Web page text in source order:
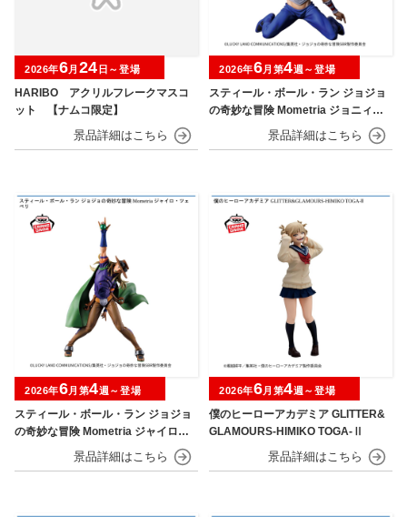
HARIBO アクリルフレークマスコ
ット 【ナムコ限定】
2026年6月 24 日～登場
スティール・ボール・ラン ジョジョ
の奇妙な冒険 Mometria ジョニィ・
ジョースター
2026年6月第4週～登場
スティール・ボール・ラン ジョジョ
の奇妙な冒険 Mometria ジャイロ・
2026年6月第4週～登場
僕のヒーローアカデミア GLITTER&
GLAMOURS-HIMIKO TOGA-Ⅱ
2026年6月第4週～登場